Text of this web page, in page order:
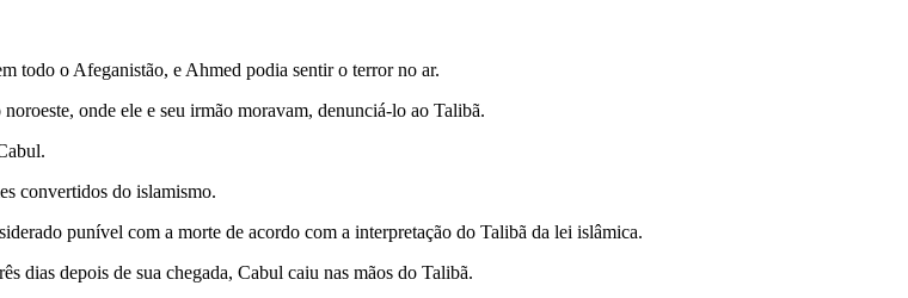
todo o Afeganistão, e Ahmed podia sentir o terror no ar.
onde ele e seu irmão moravam, denunciá-lo ao Talibã.
convertidos do islamismo.
punível com a morte de acordo com a interpretação do Talibã da lei islâmica.
dias depois de sua chegada, Cabul caiu nas mãos do Talibã.